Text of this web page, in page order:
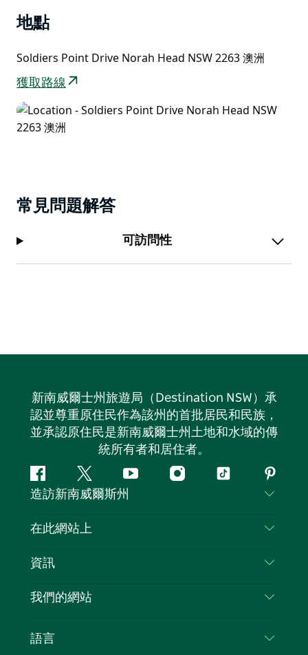
地點
Soldiers Point Drive Norah Head NSW 2263 澳洲
獲取路線
常見問題解答
可訪問性
新南威爾士州旅遊局（Destination NSW）承
認並尊重原住民作為該州的首批居民和民族，
並承認原住民是新南威爾士州土地和水域的傳
統所有者和居住者。
Facebook嘰
嘰
喳
Youtube Instagram
抖
造訪新南威爾斯州
聯絡我們
隱私
Cookie 通知
在此網站上
目的地
新南威爾斯州公路旅行
活動
資訊
旅行資訊
新南威爾斯的商業
我們的網站
語言